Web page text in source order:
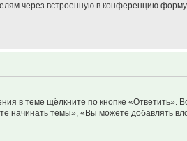
через встроенную в конференцию
теме щёлкните по кнопке «Ответить».
начинать темы», «Вы можете добавлять